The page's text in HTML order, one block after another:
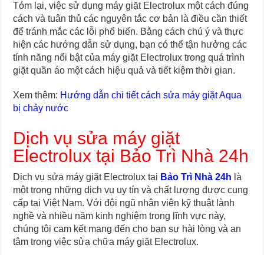
Tóm lại, việc sử dụng máy giặt Electrolux một cách đúng
cách và tuân thủ các nguyên tắc cơ bản là điều cần thiết
để tránh mắc các lỗi phổ biến. Bằng cách chú ý và thực
hiện các hướng dẫn sử dụng, bạn có thể tận hưởng các
tính năng nổi bật của máy giặt Electrolux trong quá trình
giặt quần áo một cách hiệu quả và tiết kiệm thời gian.
Xem thêm: Hướng dẫn chi tiết cách sửa máy giặt Aqua
bị chảy nước
Dịch vụ sửa máy giặt
Electrolux tại Bảo Trì Nhà 24h
Dịch vụ sửa máy giặt Electrolux tại Bảo Trì Nhà 24h là
một trong những dịch vụ uy tín và chất lượng được cung
cấp tại Việt Nam. Với đội ngũ nhân viên kỹ thuật lành
nghề và nhiều năm kinh nghiệm trong lĩnh vực này,
chúng tôi cam kết mang đến cho bạn sự hài lòng và an
tâm trong việc sửa chữa máy giặt Electrolux.